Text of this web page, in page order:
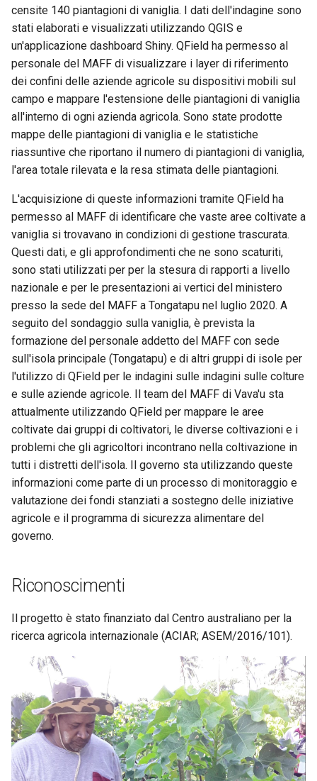
c
a
Multilingual project support
QR Codes
censite 140 piantagioni di vaniglia. I dati dell'indagine sono
stati elaborati e visualizzati utilizzando QGIS e
un'applicazione dashboard Shiny. QField ha permesso al
personale del MAFF di visualizzare i layer di riferimento
dei confini delle aziende agricole su dispositivi mobili sul
campo e mappare l'estensione delle piantagioni di vaniglia
all'interno di ogni azienda agricola. Sono state prodotte
mappe delle piantagioni di vaniglia e le statistiche
riassuntive che riportano il numero di piantagioni di vaniglia,
l'area totale rilevata e la resa stimata delle piantagioni.
L'acquisizione di queste informazioni tramite QField ha
permesso al MAFF di identificare che vaste aree coltivate a
vaniglia si trovavano in condizioni di gestione trascurata.
Questi dati, e gli approfondimenti che ne sono scaturiti,
sono stati utilizzati per per la stesura di rapporti a livello
nazionale e per le presentazioni ai vertici del ministero
presso la sede del MAFF a Tongatapu nel luglio 2020. A
seguito del sondaggio sulla vaniglia, è prevista la
formazione del personale addetto del MAFF con sede
sull'isola principale (Tongatapu) e di altri gruppi di isole per
l'utilizzo di QField per le indagini sulle indagini sulle colture
e sulle aziende agricole. Il team del MAFF di Vava'u sta
attualmente utilizzando QField per mappare le aree
coltivate dai gruppi di coltivatori, le diverse coltivazioni e i
problemi che gli agricoltori incontrano nella coltivazione in
tutti i distretti dell'isola. Il governo sta utilizzando queste
informazioni come parte di un processo di monitoraggio e
valutazione dei fondi stanziati a sostegno delle iniziative
agricole e il programma di sicurezza alimentare del
governo.
Riconoscimenti
Il progetto è stato finanziato dal Centro australiano per la
ricerca agricola internazionale (ACIAR; ASEM/2016/101).